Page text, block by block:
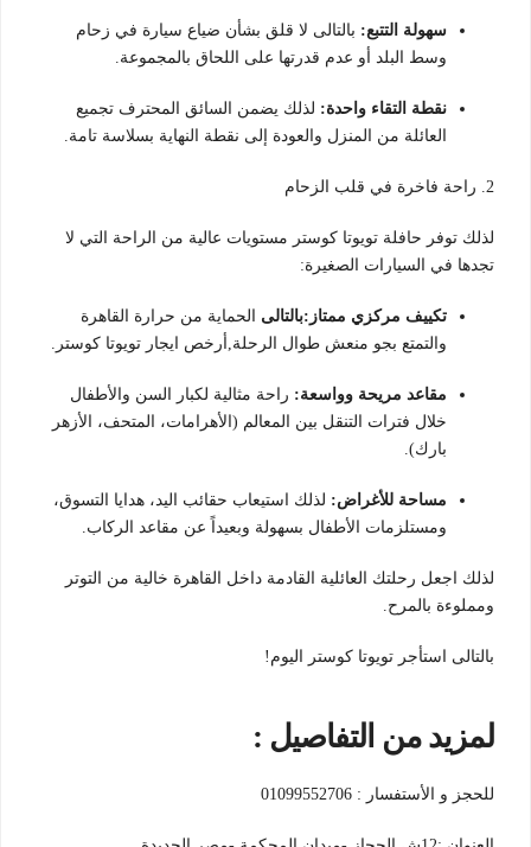
سهولة التتبع: بالتالى لا قلق بشأن ضياع سيارة في زحام
وسط البلد أو عدم قدرتها على اللحاق بالمجموعة.
نقطة التقاء واحدة: لذلك يضمن السائق المحترف تجميع
العائلة من المنزل والعودة إلى نقطة النهاية بسلاسة تامة.
2. راحة فاخرة في قلب الزحام
لذلك توفر حافلة تويوتا كوستر مستويات عالية من الراحة التي لا
تجدها في السيارات الصغيرة:
تكييف مركزي ممتاز:بالتالى الحماية من حرارة القاهرة
والتمتع بجو منعش طوال الرحلة,أرخص ايجار تويوتا كوستر.
مقاعد مريحة وواسعة: راحة مثالية لكبار السن والأطفال
خلال فترات التنقل بين المعالم (الأهرامات، المتحف، الأزهر
بارك).
مساحة للأغراض: لذلك استيعاب حقائب اليد، هدايا التسوق،
ومستلزمات الأطفال بسهولة وبعيداً عن مقاعد الركاب.
لذلك اجعل رحلتك العائلية القادمة داخل القاهرة خالية من التوتر
ومملوءة بالمرح.
بالتالى استأجر تويوتا كوستر اليوم!
لمزيد من التفاصيل :
للحجز و الأستفسار : 01099552706